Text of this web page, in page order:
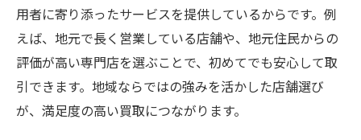
用者に寄り添ったサービスを提供しているからです。例
えば、地元で長く営業している店舗や、地元住民からの
評価が高い専門店を選ぶことで、初めてでも安心して取
引できます。地域ならではの強みを活かした店舗選び
が、満足度の高い買取につながります。